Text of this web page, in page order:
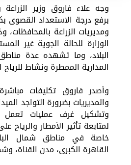
وجه علاء فاروق وزير الزراعة
برفع درجة الاستعداد القصوى
ومديريات الزراعة
الوزارة للحالة الجوية غير
البلاد، وما تشهده عدة
المدارية الممطرة ونشاط للرياح
وأصدر فاروق تكليفات
والمديريات بضرورة التواجد
وتشكيل غرف عمليات تعمل
لمتابعة تأثير الأمطار والرياح
خاصة في مناطق شمال
القاهرة الكبرى، مدن القناة،